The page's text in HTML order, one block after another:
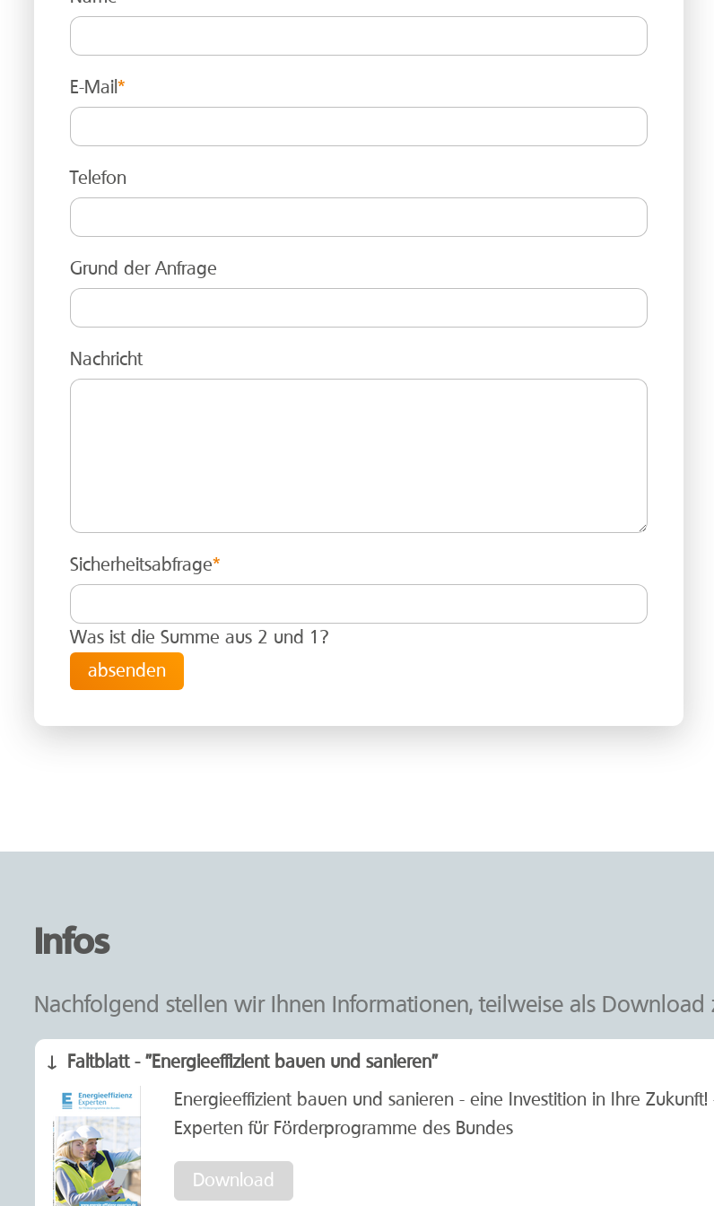
E-Mail *
Telefon
Grund der Anfrage
Nachricht
Sicherheitsabfrage*
Was ist die Summe aus 2 und 1?
absenden
Infos
Nachfolgend stellen wir Ihnen Informationen, teilweise als Download
Faltblatt - "Energieeffizient bauen und sanieren"
Energieeffizient bauen und sanieren - eine Investition in Ihre
Experten für Förderprogramme des Bundes
Download